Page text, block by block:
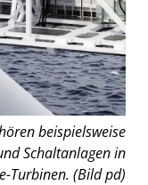
beispielsweise
Schaltanlagen in
Turbinen. (Bild pd)